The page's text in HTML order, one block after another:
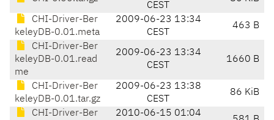
CEST
CHI-Driver-Ber
keleyDB-0.01.meta
2009-06-23 13:34
CEST
463 B
CHI-Driver-Ber
keleyDB-0.01.read
me
2009-06-23 13:34
CEST
1660 B
CHI-Driver-Ber
keleyDB-0.01.tar.gz
2009-06-23 13:38
CEST
86 KiB
CHI-Driver-Ber
2010-06-15 01:04